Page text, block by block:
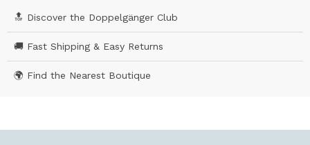
🔝 Discover the Doppelgänger Club
🚚 Fast Shipping & Easy Returns
🌍 Find the Nearest Boutique